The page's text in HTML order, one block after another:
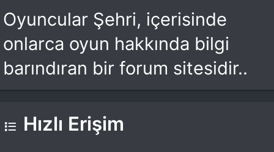
Oyuncular Şehri, içerisinde
onlarca oyun hakkında bilgi
barındıran bir forum sitesidir..
Hızlı Erişim